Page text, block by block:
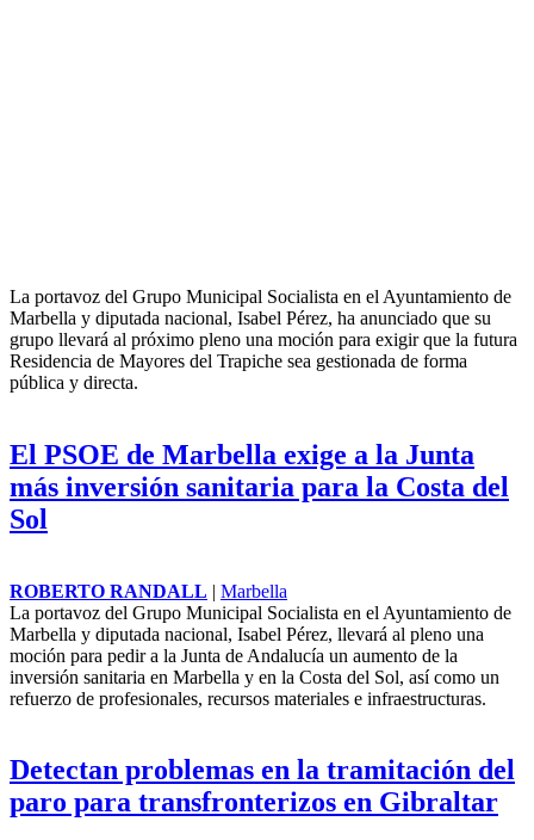
La portavoz del Grupo Municipal Socialista en el Ayuntamiento de
Marbella y diputada nacional, Isabel Pérez, ha anunciado que su
grupo llevará al próximo pleno una moción para exigir que la futura
Residencia de Mayores del Trapiche sea gestionada de forma
pública y directa.
El PSOE de Marbella exige a la Junta
más inversión sanitaria para la Costa del
Sol
ROBERTO RANDALL | Marbella
La portavoz del Grupo Municipal Socialista en el Ayuntamiento de
Marbella y diputada nacional, Isabel Pérez, llevará al pleno una
moción para pedir a la Junta de Andalucía un aumento de la
inversión sanitaria en Marbella y en la Costa del Sol, así como un
refuerzo de profesionales, recursos materiales e infraestructuras.
Detectan problemas en la tramitación del
paro para transfronterizos en Gibraltar